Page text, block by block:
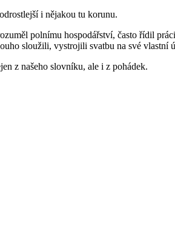
i nějakou tu korunu.
polnímu hospodářství, často řídil
sloužili, vystrojili svatbu na své vlastní
z našeho slovníku, ale i z pohádek.